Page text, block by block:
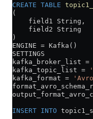
CREATE TABLE
(
    field1 String,
    field2 String
)
ENGINE = Kafka()
SETTINGS
kafka_broker_list =
kafka_topic_list =
kafka_format =
INSERT INTO